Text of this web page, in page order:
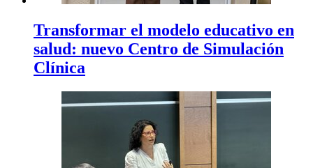
Transformar el modelo educativo en
salud: nuevo Centro de Simulación
Clínica